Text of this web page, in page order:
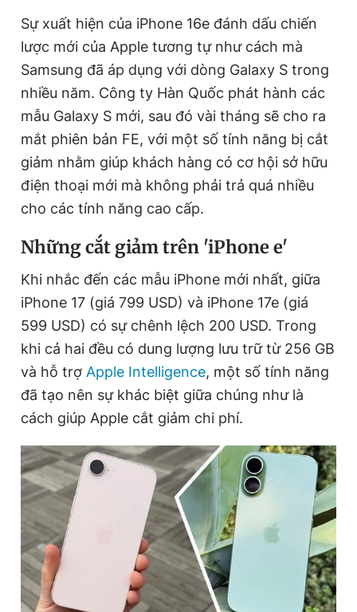
Giấy phép xuất bản số 110/GP - BTTTT cấp ngày 24.3.2020
© 2003-2026 Bản quyền thuộc về Báo Thanh Niên. Cấm sao
chép dưới mọi hình thức nếu không có sự chấp thuận bằng văn
bản. Phát triển bởi ePi Technologies, JSC.
Sự xuất hiện của iPhone 16e đánh dấu chiến
lược mới của Apple tương tự như cách mà
Samsung đã áp dụng với dòng Galaxy S trong
nhiều năm. Công ty Hàn Quốc phát hành các
mẫu Galaxy S mới, sau đó vài tháng sẽ cho ra
mắt phiên bản FE, với một số tính năng bị cắt
giảm nhằm giúp khách hàng có cơ hội sở hữu
điện thoại mới mà không phải trả quá nhiều
cho các tính năng cao cấp.
Những cắt giảm trên 'iPhone e'
Khi nhắc đến các mẫu iPhone mới nhất, giữa
iPhone 17 (giá 799 USD) và iPhone 17e (giá
599 USD) có sự chênh lệch 200 USD. Trong
khi cả hai đều có dung lượng lưu trữ từ 256 GB
và hỗ trợ Apple Intelligence, một số tính năng
đã tạo nên sự khác biệt giữa chúng như là
cách giúp Apple cắt giảm chi phí.